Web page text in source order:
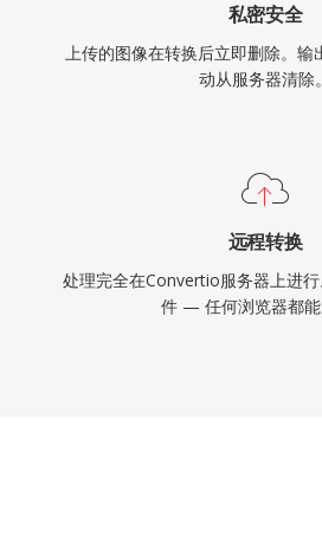
私密安全
上传的图像在转换后立即删除。输
动从服务器清除。
远程转换
处理完全在Convertio服务器上进
件 — 任何浏览器都能